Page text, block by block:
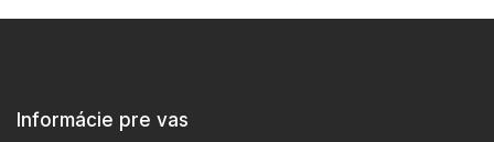
Informácie pre vas